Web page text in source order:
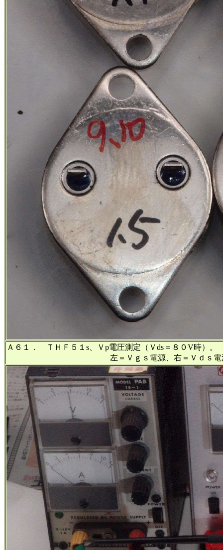
Ａ６１． ＴＨＦ５１s、Ｖp電圧測定（Ｖds＝８０V時）。
左＝Ｖｇｓ電源、右＝Ｖｄｓ電源＝８０Ｖ固